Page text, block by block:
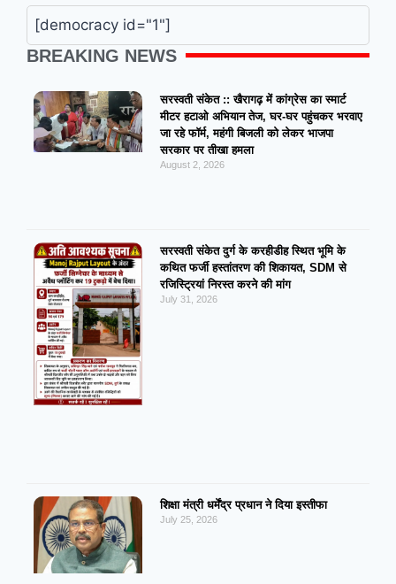
[democracy id="1"]
BREAKING NEWS
सरस्वती संकेत :: खैरागढ़ में कांग्रेस का स्मार्ट
मीटर हटाओ अभियान तेज, घर-घर पहुंचकर भरवाए
जा रहे फॉर्म, महंगी बिजली को लेकर भाजपा
सरकार पर तीखा हमला
August 2, 2026
सरस्वती संकेत दुर्ग के करहीडीह स्थित भूमि के
कथित फर्जी हस्तांतरण की शिकायत, SDM से
रजिस्ट्रियां निरस्त करने की मांग
July 31, 2026
शिक्षा मंत्री धर्मेंद्र प्रधान ने दिया इस्तीफा
July 25, 2026